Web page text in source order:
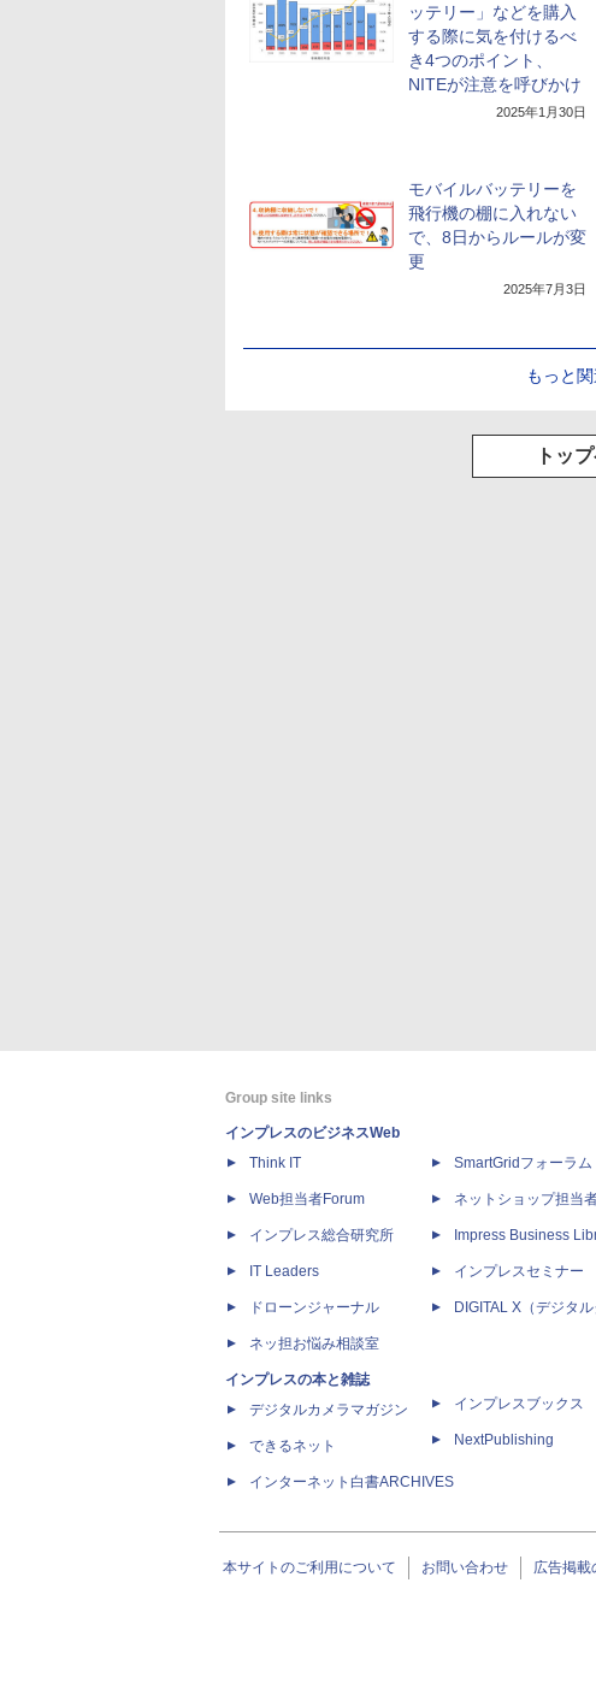
ッテリー」などを購入
する際に気を付けるべ
き4つのポイント、
NITEが注意を呼びかけ
2025年1月30日
モバイルバッテリーを
飛行機の棚に入れない
で、8日からルールが変
更
2025年7月3日
もっと
トッ
Group site links
インプレスのビジネスWeb
Think IT
Web担当者Forum
インプレス総合研究所
IT Leaders
ドローンジャーナル
ネッ担お悩み相談室
インプレスの本と雑誌
デジタルカメラマガジン
できるネット
インターネット白書ARCHIVES
SmartGridフォーラム
ネットショップ担当
Impress Business
インプレスセミナー
DIGITAL X（デジタル
インプレスブックス
NextPublishing
本サイトのご利用について お問い合わせ 広告掲載